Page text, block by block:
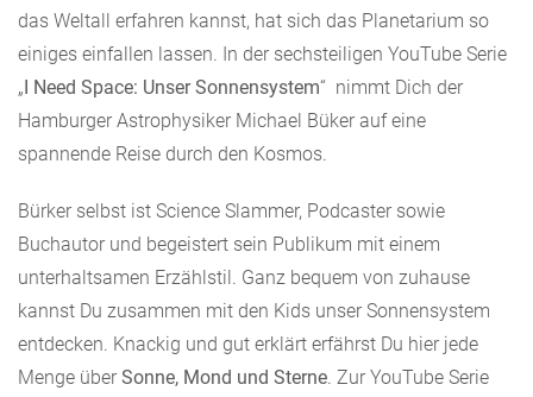
das Weltall erfahren kannst, hat sich das Planetarium so
einiges einfallen lassen. In der sechsteiligen YouTube Serie
„I Need Space: Unser Sonnensystem“ nimmt Dich der
Hamburger Astrophysiker Michael Büker auf eine
spannende Reise durch den Kosmos.
Bürker selbst ist Science Slammer, Podcaster sowie
Buchautor und begeistert sein Publikum mit einem
unterhaltsamen Erzählstil. Ganz bequem von zuhause
kannst Du zusammen mit den Kids unser Sonnensystem
entdecken. Knackig und gut erklärt erfährst Du hier jede
Menge über Sonne, Mond und Sterne . Zur YouTube Serie